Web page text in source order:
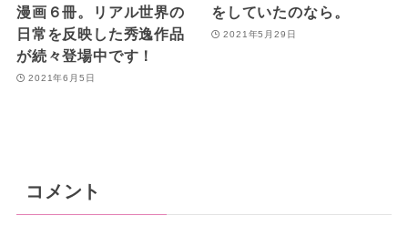
漫画６冊。リアル世界の
日常を反映した秀逸作品
が続々登場中です！
2021年6月5日
をしていたのなら。
2021年5月29日
コメント